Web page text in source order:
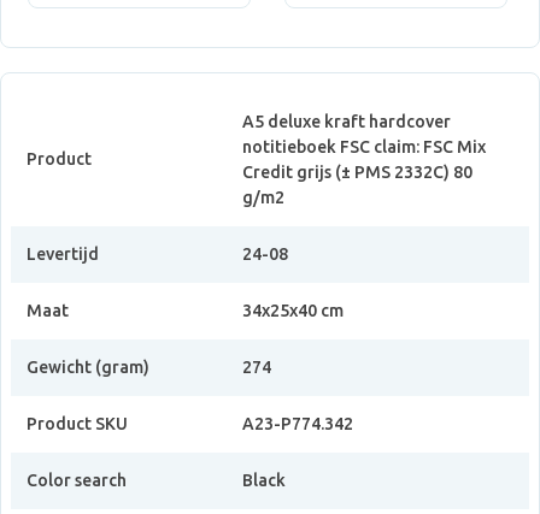
Product
A5 deluxe kraft hardcover
notitieboek FSC claim: FSC Mix
Credit grijs (± PMS 2332C) 80
g/m2
Levertijd 24-08
Maat 34x25x40 cm
Gewicht (gram) 274
Product SKU A23-P774.342
Color search Black